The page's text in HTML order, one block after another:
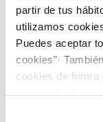
partir de tus
utilizamos
Puedes aceptar
cookies”·
cookies de forma